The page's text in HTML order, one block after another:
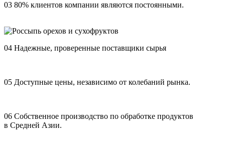
03 80% клиентов компании являются постоянными.
04 Надежные, проверенные поставщики сырья
05 Доступные цены, независимо от колебаний рынка.
06 Собственное производство по обработке продуктов
в Средней Азии.